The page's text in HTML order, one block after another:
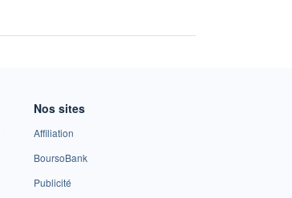
Nos sites
Affiliation
BoursoBank
Publicité